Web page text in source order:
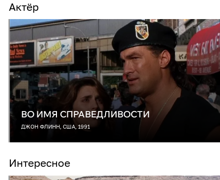
Актёр
ВО ИМЯ СПРАВЕДЛИВОСТИ
ДЖОН ФЛИНН, США, 1991
Интересное